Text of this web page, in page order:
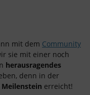
mit dem Community
sie mit einer noch
herausragendes
denn in der
erreicht!